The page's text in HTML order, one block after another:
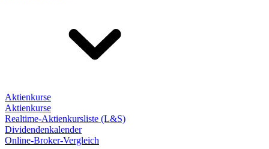
Aktienkurse
Aktienkurse
Realtime-Aktienkursliste (L&S)
Dividendenkalender
Online-Broker-Vergleich